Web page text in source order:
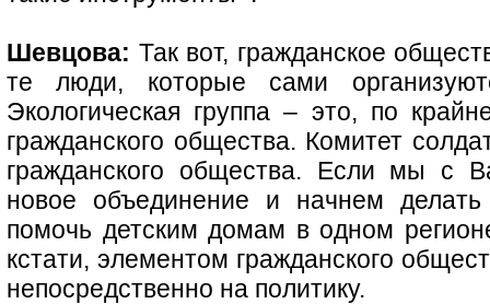
Шевцова: Так вот, гражданское
те люди, которые сами
Экологическая группа – это, по
гражданского общества. Комитет
гражданского общества. Если мы с
новое объединение и начнем делать
помочь детским домам в одном
кстати, элементом гражданского
непосредственно на политику.